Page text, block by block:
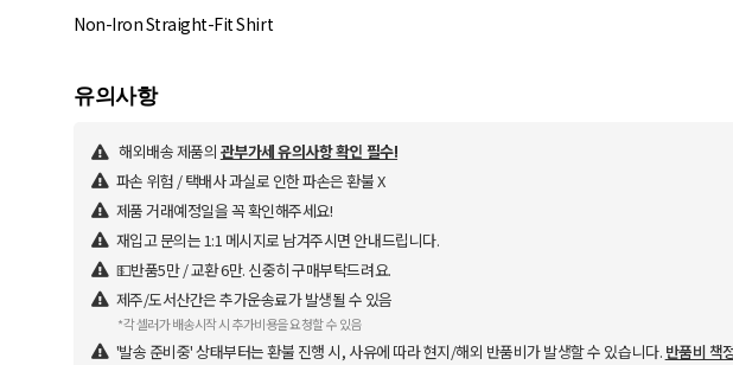
Non-Iron Straight-Fit Shirt
유의사항
해외배송 제품의 관부가세 유의사항 확인 필수!
파손 위험 / 택배사 과실로 인한 파손은 환불 X
제품 거래예정일을 꼭 확인해주세요!
재입고 문의는 1:1 메시지로 남겨주시면 안내드립니다.
💵반품5만 / 교환 6만. 신중히 구매부탁드려요.
제주/도서산간은 추가운송료가 발생될 수 있음
*각 셀러가 배송시작 시 추가비용을 요청할 수 있음
'발송 준비중' 상태부터는 환불 진행 시, 사유에 따라 현지/해외 반품비가 발생할 수 있습니다. 반품비 책